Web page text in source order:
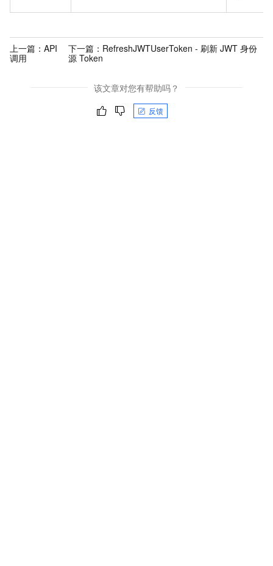
上一篇： API
调用
下一篇： RefreshJWTUserToken - 刷新 JWT 身份
源 Token
该文章对您有帮助吗？
反馈